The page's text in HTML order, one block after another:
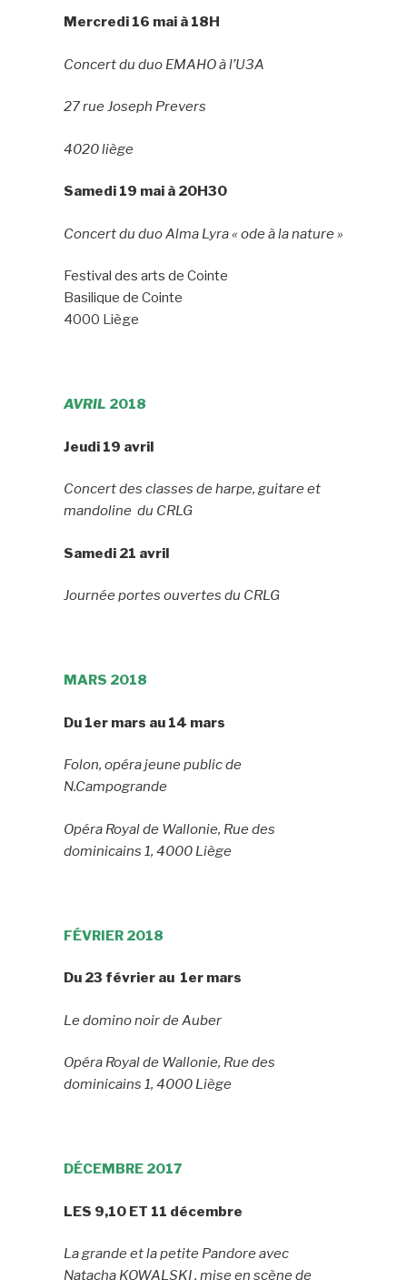
Mercredi 16 mai à 18H
Concert du duo EMAHO à l’U3A
27 rue Joseph Prevers
4020 liège
Samedi 19 mai à 20H30
Concert du duo Alma Lyra « ode à la nature »
Festival des arts de Cointe
Basilique de Cointe
4000 Liège
AVRIL 2018
Jeudi 19 avril
Concert des classes de harpe, guitare et
mandoline du CRLG
Samedi 21 avril
Journée portes ouvertes du CRLG
MARS 2018
Du 1er mars au 14 mars
Folon, opéra jeune public de
N.Campogrande
Opéra Royal de Wallonie, Rue des
dominicains 1, 4000 Liège
FÉVRIER 2018
Du 23 février au 1er mars
Le domino noir de Auber
Opéra Royal de Wallonie, Rue des
dominicains 1, 4000 Liège
DÉCEMBRE 2017
LES 9,10 ET 11 décembre
La grande et la petite Pandore avec
Natacha KOWALSKI , mise en scène de